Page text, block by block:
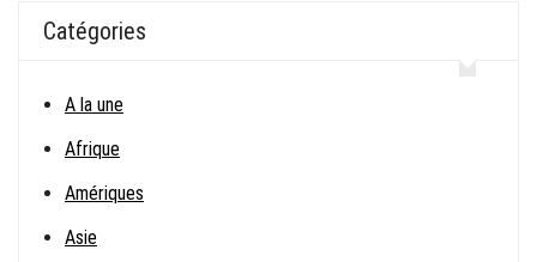
Catégories
A la une
Afrique
Amériques
Asie